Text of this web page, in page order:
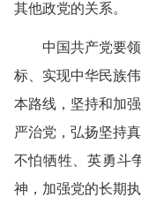
其他政党的关系。
中国共产党要
标、实现中华民族
本路线，坚持和加
严治党，弘扬坚持
不怕牺牲、英勇斗
神，加强党的长期